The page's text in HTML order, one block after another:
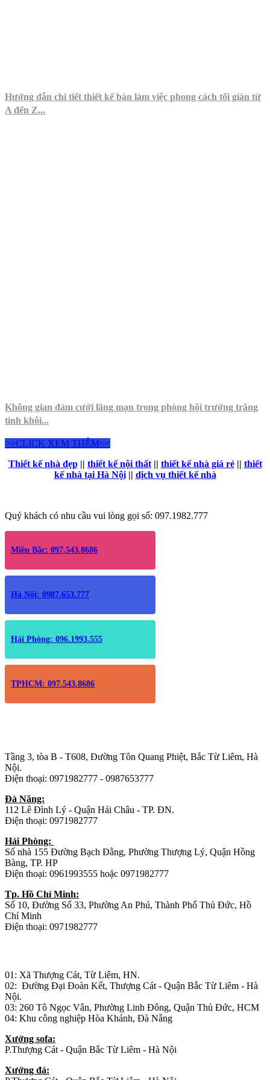
Hướng dẫn chi tiết thiết kế bàn làm việc phong cách tối giản từ
A đến Z...
Không gian đám cưới lãng mạn trong phòng hội trường trắng
tinh khôi...
>>CLICK XEM THÊM<<
Thiết kế nhà đẹp|| thiết kế nội thất|| thiết kế nhà giá rẻ || thiết
kế nhà tại Hà Nội|| dịch vụ thiết kế nhà
Quý khách có nhu cầu vui lòng gọi số: 097.1982.777
Miền Bắc: 097.543.8686
Hà Nội: 0987.653.777
Hải Phòng: 096.1993.555
TPHCM: 097.543.8686
Tầng 3, tòa B - T608, Đường Tôn Quang Phiệt, Bắc Từ Liêm, Hà
Nội.
Điện thoại: 0971982777 - 0987653777
Đà Năng:
112 Lê Đình Lý - Quận Hải Châu - TP. ĐN.
Điện thoại: 0971982777
Hải Phòng:
Số nhà 155 Đường Bạch Đằng, Phường Thượng Lý, Quận Hồng
Bàng, TP. HP
Điện thoại: 0961993555 hoặc 0971982777
Tp. Hồ Chí Minh:
Số 10, Đường Số 33, Phường An Phú, Thành Phố Thủ Đức, Hồ
Chí Minh
Điện thoại: 0971982777
01: Xã Thượng Cát, Từ Liêm, HN.
02: Đường Đại Đoàn Kết, Thượng Cát - Quận Bắc Từ Liêm - Hà
Nội.
03: 260 Tô Ngọc Vân, Phường Linh Đông, Quận Thủ Đức, HCM
04: Khu công nghiệp Hòa Khánh, Đà Nẵng
Xưởng sofa:
P.Thượng Cát - Quận Bắc Từ Liêm - Hà Nội
Xưởng đá: